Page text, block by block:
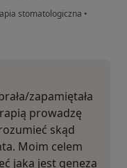
stomatologiczna •
zapamiętała
prowadzę
skąd
Moim celem
jaka jest geneza